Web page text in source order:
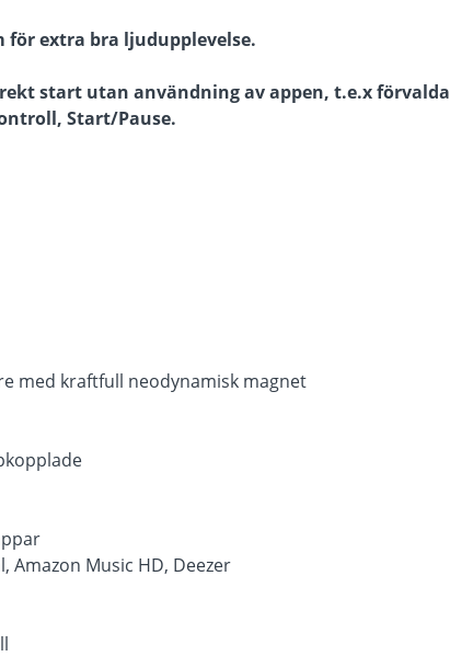
för extra bra ljudupplevelse.
start utan användning av appen, t.e.x förvalda
Start/Pause.
med kraftfull neodynamisk magnet
Amazon Music HD, Deezer